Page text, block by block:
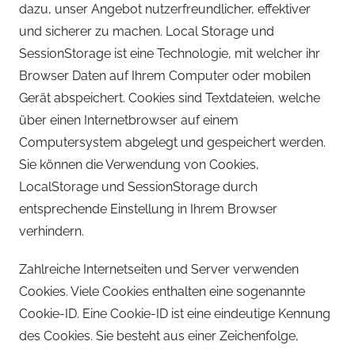
dazu, unser Angebot nutzerfreundlicher, effektiver
und sicherer zu machen. Local Storage und
SessionStorage ist eine Technologie, mit welcher ihr
Browser Daten auf Ihrem Computer oder mobilen
Gerät abspeichert. Cookies sind Textdateien, welche
über einen Internetbrowser auf einem
Computersystem abgelegt und gespeichert werden.
Sie können die Verwendung von Cookies,
LocalStorage und SessionStorage durch
entsprechende Einstellung in Ihrem Browser
verhindern.
Zahlreiche Internetseiten und Server verwenden
Cookies. Viele Cookies enthalten eine sogenannte
Cookie-ID. Eine Cookie-ID ist eine eindeutige Kennung
des Cookies. Sie besteht aus einer Zeichenfolge,